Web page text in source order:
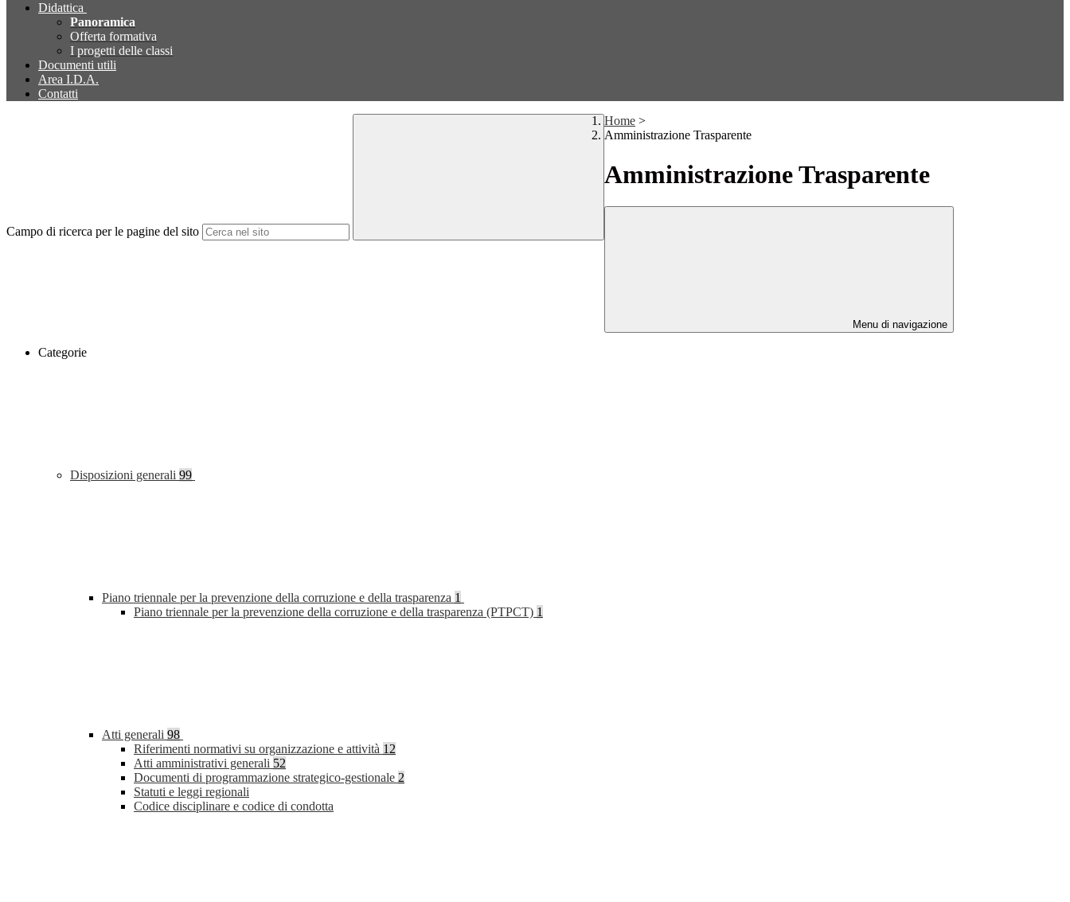
Didattica
Panoramica
Offerta formativa
I progetti delle classi
Documenti utili
Area I.D.A.
Contatti
Campo di ricerca per le pagine del sito
Home >
Amministrazione Trasparente
Amministrazione Trasparente
Menu di navigazione
Categorie
Disposizioni generali 99
Piano triennale per la prevenzione della corruzione e della trasparenza 1
Piano triennale per la prevenzione della corruzione e della trasparenza (PTPCT) 1
Atti generali 98
Riferimenti normativi su organizzazione e attività 12
Atti amministrativi generali 52
Documenti di programmazione strategico-gestionale 2
Statuti e leggi regionali
Codice disciplinare e codice di condotta